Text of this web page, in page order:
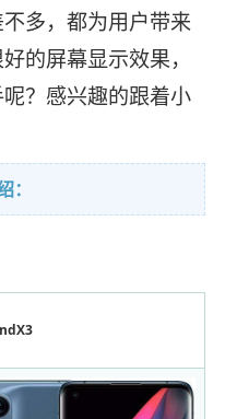
多，都为用户带来
的屏幕显示效果，
？感兴趣的跟着小